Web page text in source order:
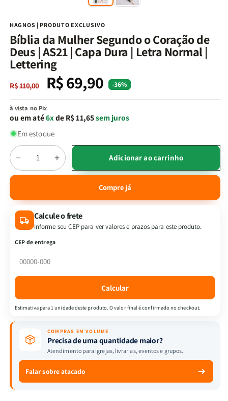
HAGNOS | PRODUTO EXCLUSIVO
Bíblia da Mulher Segundo o Coração de
Deus | AS21 | Capa Dura | Letra Normal |
Lettering
Preço
normal
R$ 110,00
Preço
promocional
R$ 69,90 -36%
à vista no Pix
ou em até6xde R$ 11,65sem juros
Em estoque
Quantidade
Diminuir
a
Bíblia
da
Mulher
Segundo
Coração
AS21
|
Dura
Normal
|
Aumentar
a
quantidade
Bíblia
da
Mulher
AS21
|
Dura
|
Letra
|
Adicionar ao carrinho
Compre já
Calcule o frete
Informe seu CEP para ver valores e prazos para este produto.
CEP de entrega
Calcular
Estimativa para 1 unidade deste produto. O valor final é confirmado no checkout.
COMPRAS EM VOLUME
Precisa de uma quantidade maior?
Atendimento para igrejas, livrarias, eventos e grupos.
Falar sobre atacado